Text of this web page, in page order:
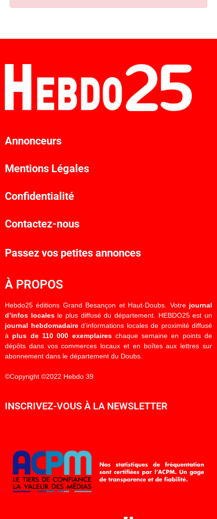
Annonceurs
Mentions Légales
Confidentialité
Contactez-nous
Passez vos petites annonces
À PROPOS
Hebdo25 éditions Grand Besançon et Haut-Doubs. Votre journal
d’infos localesle plus diffusé du département. HEBDO25 est un
journal hebdomadaired’informations locales de proximité diffusé
à plus de 110 000 exemplaireschaque semaine en points de
dépôts dans vos commerces locaux et en boîtes aux lettres sur
abonnement dans le département du Doubs.
©Copyright ©2022 Hebdo 39
INSCRIVEZ-VOUS À LA NEWSLETTER